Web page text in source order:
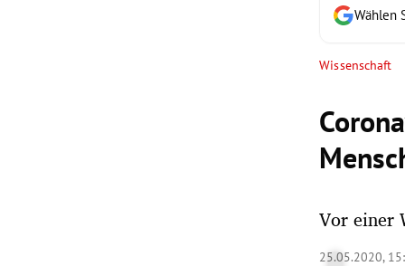
Wählen
Wissenschaft
Vor einer
25.05.2020,